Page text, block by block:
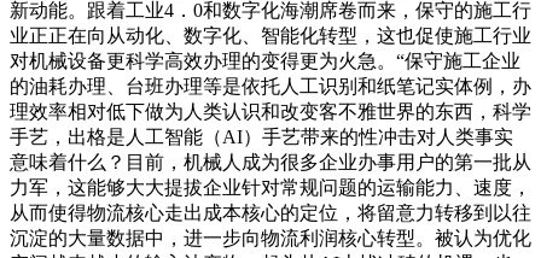
新动能。跟着工业4．0和数字化海潮席卷而来，保守的施工行
业正正在向从动化、数字化、智能化转型，这也促使施工行业
对机械设备更科学高效办理的变得更为火急。“保守施工企业
的油耗办理、台班办理等是依托人工识别和纸笔记实体例，办
理效率相对低下做为人类认识和改变客不雅世界的东西，科学
手艺，出格是人工智能（AI）手艺带来的性冲击对人类事实
意味着什么？目前，机械人成为很多企业办事用户的第一批从
力军，这能够大大提拔企业针对常规问题的运输能力、速度，
从而使得物流核心走出成本核心的定位，将留意力转移到以往
沉淀的大量数据中，进一步向物流利润核心转型。被认为优化